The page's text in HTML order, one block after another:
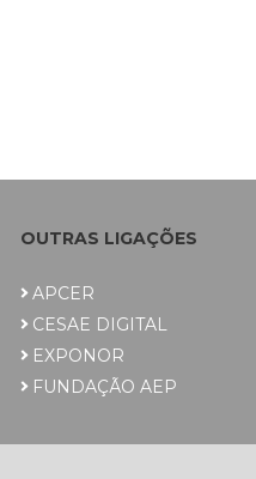
OUTRAS LIGAÇÕES
APCER
CESAE DIGITAL
EXPONOR
FUNDAÇÃO AEP